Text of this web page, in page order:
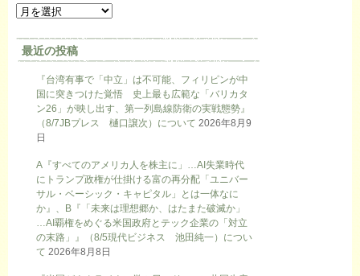
最近の投稿
『台湾有事で「中立」は不可能、フィリピンが中
国に突きつけた覚悟 史上最も広範な「バリカタ
ン26」が映し出す、第一列島線防衛の実戦態勢』
（8/7JBプレス 樋口譲次）について 2026年8月9
日
A『すべてのアメリカ人を株主に」…AI失業時代
にトランプ政権が仕掛ける富の再分配「ユニバー
サル・ベーシック・キャピタル」とは一体なに
か』、B『「未来は理想郷か、はたまた破滅か」
…AI覇権をめぐる米国政府とテック企業の「対立
の末路」』（8/5現代ビジネス 池田純一）につい
て 2026年8月8日